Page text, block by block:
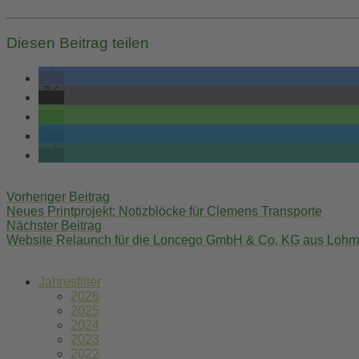
Diesen Beitrag teilen
navigation
Vorheriger Beitrag
Neues Printprojekt: Notizblöcke für Clemens Transporte
Nächster Beitrag
Website Relaunch für die Loncego GmbH & Co. KG aus
Jahresfilter
2026
2025
2024
2023
2022